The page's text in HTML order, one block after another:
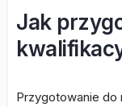
Jak
Przygotowanie do